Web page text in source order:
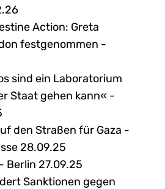
Action: Greta
festgenommen -
sind ein Laboratorium
Staat gehen kann« -
den Straßen für Gaza -
28.09.25
Berlin 27.09.25
Sanktionen gegen